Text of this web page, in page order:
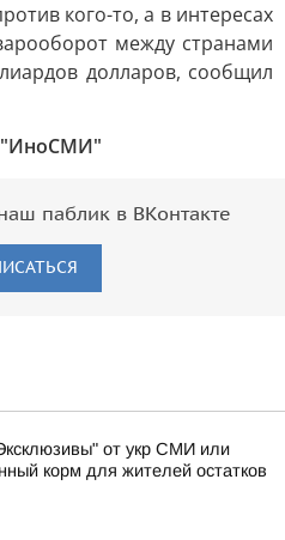
кого-то, а в интересах
между странами
долларов, сообщил
"ИноСМИ"
паблик в ВКонтакте
от укр СМИ или
корм для жителей остатков